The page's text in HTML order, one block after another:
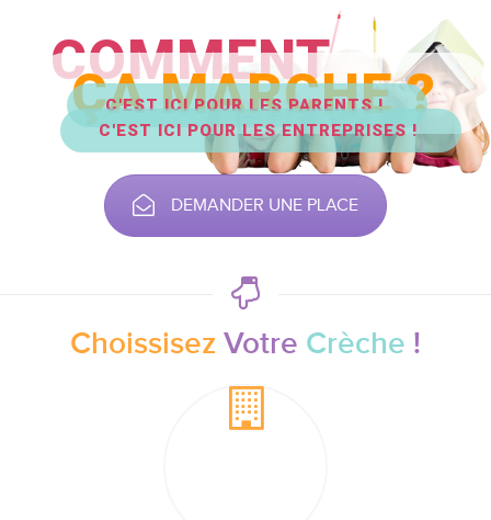
COMMENT
ÇA MARCHE ?
C'EST ICI POUR LES PARENTS !
C'EST ICI POUR LES ENTREPRISES !
DEMANDER UNE PLACE
Choissisez Votre Crèche !